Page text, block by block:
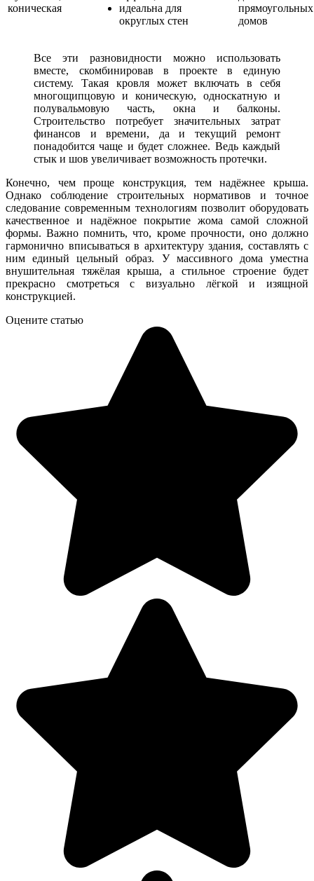
коническая
идеальна для
округлых стен
прямоугольных
домов
Все эти разновидности можно использовать
вместе, скомбинировав в проекте в единую
систему. Такая кровля может включать в себя
многощипцовую и коническую, односкатную и
полувальмовую часть, окна и балконы.
Строительство потребует значительных затрат
финансов и времени, да и текущий ремонт
понадобится чаще и будет сложнее. Ведь каждый
стык и шов увеличивает возможность протечки.
Конечно, чем проще конструкция, тем надёжнее крыша.
Однако соблюдение строительных нормативов и точное
следование современным технологиям позволит оборудовать
качественное и надёжное покрытие жома самой сложной
формы. Важно помнить, что, кроме прочности, оно должно
гармонично вписываться в архитектуру здания, составлять с
ним единый цельный образ. У массивного дома уместна
внушительная тяжёлая крыша, а стильное строение будет
прекрасно смотреться с визуально лёгкой и изящной
конструкцией.
Оцените статью